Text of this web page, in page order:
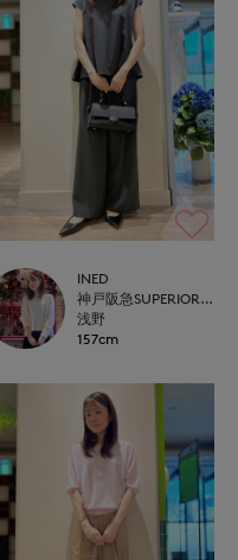
INED
神戸阪急SUPERIORCLOSET
浅野
157cm